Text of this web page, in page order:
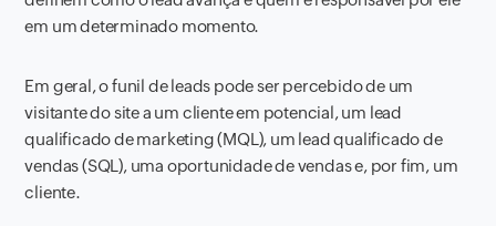
em um determinado momento.
Em geral, o funil de leads pode ser percebido de um
visitante do site a um cliente em potencial, um lead
qualificado de marketing (MQL), um lead qualificado de
vendas (SQL), uma oportunidade de vendas e, por fim, um
cliente.